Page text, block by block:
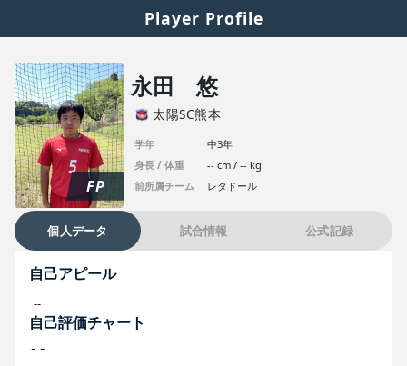
Player Profile
FP
永田 悠
太陽SC熊本
学年
中3年
身長 / 体重
-- cm / -- kg
前所属チーム
レタドール
個人データ 試合情報 公式記録
自己アピール
--
自己評価チャート
--